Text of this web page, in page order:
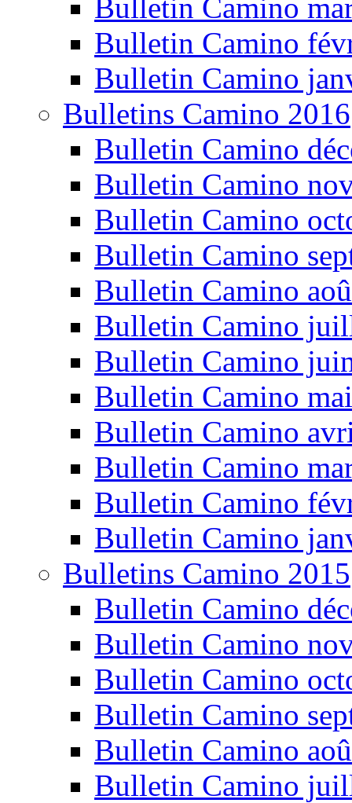
Bulletin Camino
Bulletin Camino
Bulletin Camino
Bulletins Camino 2016
Bulletin Camino
Bulletin Camino
Bulletin Camino
Bulletin Camino
Bulletin Camino
Bulletin Camino
Bulletin Camino
Bulletin Camino
Bulletin Camino
Bulletin Camino
Bulletin Camino
Bulletin Camino
Bulletins Camino 2015
Bulletin Camino
Bulletin Camino
Bulletin Camino
Bulletin Camino
Bulletin Camino
Bulletin Camino